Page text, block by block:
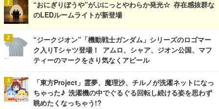
“おにぎりぼうや”がぷにっとやわらか発光☆ 存在感抜群な
のLEDルームライトが新登場
“ジークジオン”「機動戦士ガンダム」シリーズのロゴマー
ク入りTシャツ登場！ アムロ、シャア、ジオン公国、マフ
ティーのマークをさり気なくアピール
「東方Project」霊夢、魔理沙、チルノが洗濯ネットになっ
ちゃった♪ 洗濯機の中でぐるぐる回転し続ける姿を思わず
眺めたくなっちゃう!?